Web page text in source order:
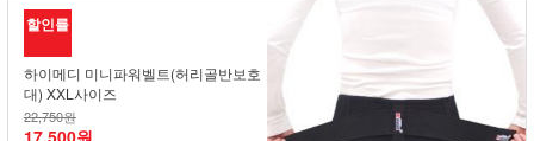
할인률
하이메디 미니파워벨트(허리골반보호
대) XXL사이즈
22,750원
17,500원